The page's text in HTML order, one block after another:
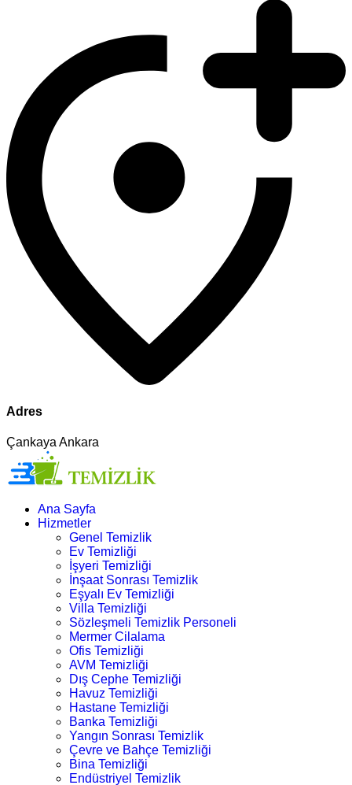
Adres
Çankaya Ankara
Ana Sayfa
Hizmetler
Genel Temizlik
Ev Temizliği
İşyeri Temizliği
İnşaat Sonrası Temizlik
Eşyalı Ev Temizliği
Villa Temizliği
Sözleşmeli Temizlik Personeli
Mermer Cilalama
Ofis Temizliği
AVM Temizliği
Dış Cephe Temizliği
Havuz Temizliği
Hastane Temizliği
Banka Temizliği
Yangın Sonrası Temizlik
Çevre ve Bahçe Temizliği
Bina Temizliği
Endüstriyel Temizlik